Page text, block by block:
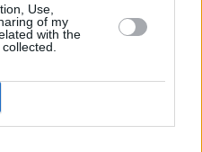
Use,
of my
with the